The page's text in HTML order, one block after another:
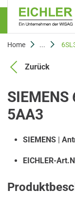
Home ...
Zurück
5AA3
SIEMENS |
EICHLER-